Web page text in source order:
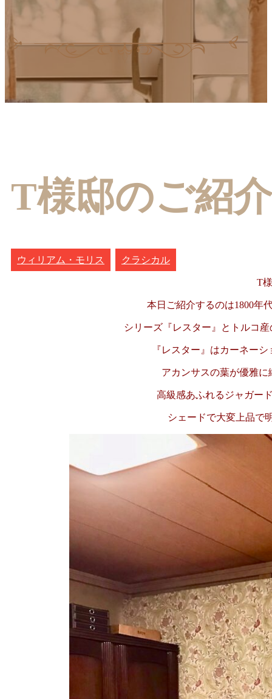
T様邸のご紹
ウィリアム・モリス クラシカル
T
本日ご紹介するのは1800年
シリーズ『レスター』と トルコ
『レスター』はカーネー
アカンサスの葉が優雅
高級感あふれるジャガー
シェードで大変上品で